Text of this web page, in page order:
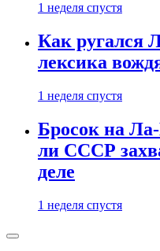
1 неделя спустя
Как ругался
лексика
1 неделя спустя
Бросок на
ли СССР
деле
1 неделя спустя